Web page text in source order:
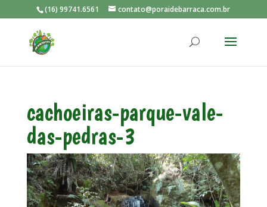
(16) 99741.6561 contato@poraidebarraca.com.br
cachoeiras-parque-vale-
das-pedras-3